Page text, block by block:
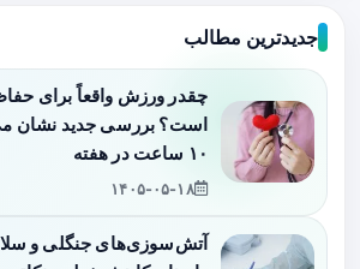
جدیدترین مطالب
چقدر ورزش واقعاً برای
۱۰ ساعت در هفته
۱۴۰۵-۰۵-۱۸
آتش‌سوزی‌های جنگلی و